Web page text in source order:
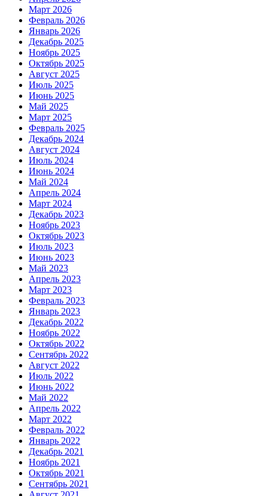
Март 2026
Февраль 2026
Январь 2026
Декабрь 2025
Ноябрь 2025
Октябрь 2025
Август 2025
Июль 2025
Июнь 2025
Май 2025
Март 2025
Февраль 2025
Декабрь 2024
Август 2024
Июль 2024
Июнь 2024
Май 2024
Апрель 2024
Март 2024
Декабрь 2023
Ноябрь 2023
Октябрь 2023
Июль 2023
Июнь 2023
Май 2023
Апрель 2023
Март 2023
Февраль 2023
Январь 2023
Декабрь 2022
Ноябрь 2022
Октябрь 2022
Сентябрь 2022
Август 2022
Июль 2022
Июнь 2022
Май 2022
Апрель 2022
Март 2022
Февраль 2022
Январь 2022
Декабрь 2021
Ноябрь 2021
Октябрь 2021
Сентябрь 2021